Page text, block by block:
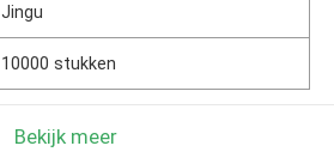
Jingu
10000 stukken
Bekijk meer